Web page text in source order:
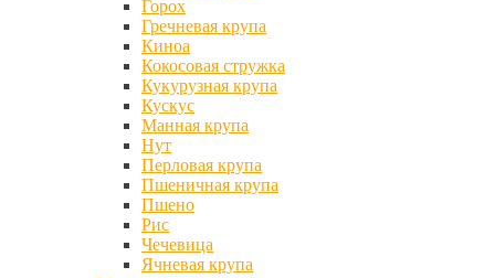
Горох
Гречневая крупа
Киноа
Кокосовая стружка
Кукурузная крупа
Кускус
Манная крупа
Нут
Перловая крупа
Пшеничная крупа
Пшено
Рис
Чечевица
Ячневая крупа